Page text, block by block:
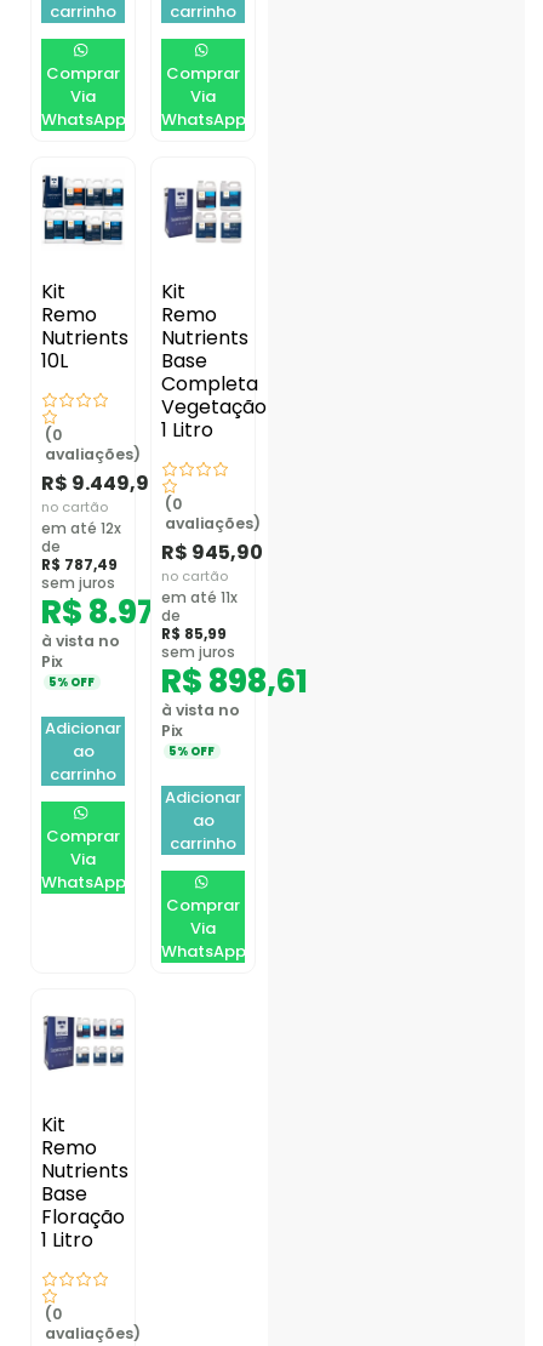
carrinho
Comprar
Via
WhatsApp
carrinho
Comprar
Via
WhatsApp
Kit
Remo
Nutrients
10L
(0
avaliações)
R$ 9.449,90
no cartão
em até 12x
de
R$ 787,49
sem juros
R$8.977,41
à vista no
Pix
5% OFF
Adicionar
ao
carrinho
Comprar
Via
WhatsApp
Kit
Remo
Nutrients
Base
Completa
Vegetação
1 Litro
(0
avaliações)
R$ 945,90
no cartão
em até 11x
de
R$ 85,99
sem juros
R$898,61
à vista no
Pix
5% OFF
Adicionar
ao
carrinho
Comprar
Via
WhatsApp
Kit
Remo
Nutrients
Base
Floração
1 Litro
(0
avaliações)